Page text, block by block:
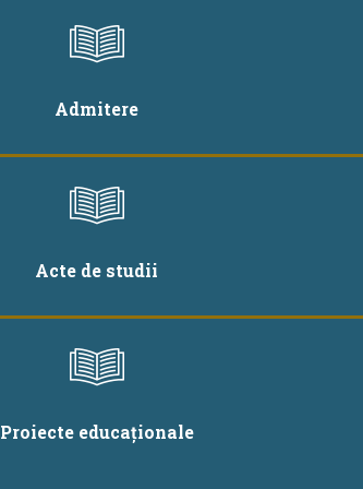
Admitere
Acte de studii
Proiecte educaționale